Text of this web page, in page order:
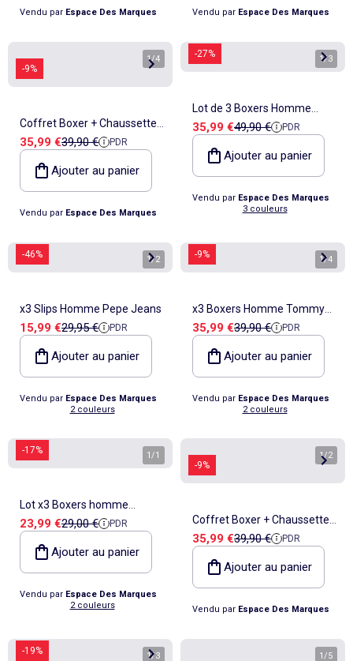
Vendu par Espace Des Marques Vendu par Espace Des Marques
-9%
1/4
Coffret Boxer + Chaussettes
Homme Tommy Hilfiger
Prix de vente
35,99 €Prix de référence
39,90 € PDR
Ajouter au panier
Vendu par Espace Des Marques
-27% 1/3
Lot de 3 Boxers Homme
Tommy Hilfiger
Prix de vente
35,99 €Prix de référence
49,90 € PDR
Ajouter au panier
Vendu par Espace Des Marques
3 couleurs
-46% 1/2
x3 Slips Homme Pepe Jeans
Prix de vente
15,99 €Prix de référence
29,95 € PDR
Ajouter au panier
Vendu par Espace Des Marques
2 couleurs
-9% 1/4
x3 Boxers Homme Tommy
Hilfiger
Prix de vente
35,99 €Prix de référence
39,90 € PDR
Ajouter au panier
Vendu par Espace Des Marques
2 couleurs
-17% 1 /1
Lot x3 Boxers homme
Kaporal
Prix de vente
23,99 €Prix de référence
29,00 € PDR
Ajouter au panier
Vendu par Espace Des Marques
2 couleurs
-9%
1/2
Coffret Boxer + Chaussettes
Homme Tommy Hilfiger
Prix de vente
35,99 €Prix de référence
39,90 € PDR
Ajouter au panier
Vendu par Espace Des Marques
-19% 1/3 1 /5